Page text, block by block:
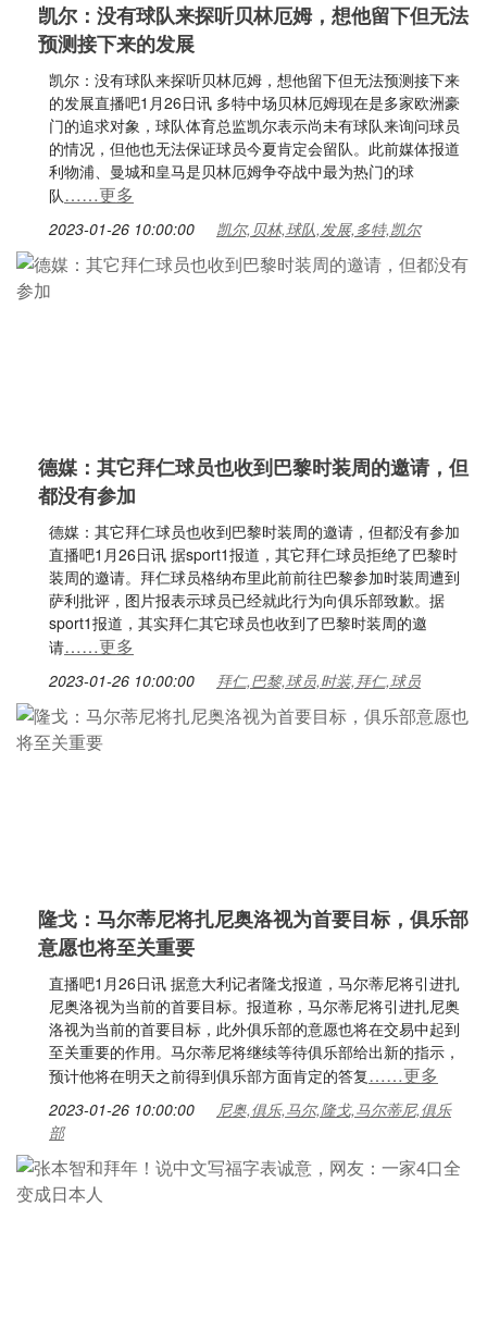
凯尔：没有球队来探听贝林厄姆，想他留下但无法
预测接下来的发展
凯尔：没有球队来探听贝林厄姆，想他留下但无法预测接下来
的发展直播吧1月26日讯 多特中场贝林厄姆现在是多家欧洲豪
门的追求对象，球队体育总监凯尔表示尚未有球队来询问球员
的情况，但他也无法保证球员今夏肯定会留队。此前媒体报道
利物浦、曼城和皇马是贝林厄姆争夺战中最为热门的球
队……更多
2023-01-26 10:00:00 凯尔,贝林,球队,发展,多特,凯尔
德媒：其它拜仁球员也收到巴黎时装周的邀请，但
都没有参加
德媒：其它拜仁球员也收到巴黎时装周的邀请，但都没有参加
直播吧1月26日讯 据sport1报道，其它拜仁球员拒绝了巴黎时
装周的邀请。拜仁球员格纳布里此前前往巴黎参加时装周遭到
萨利批评，图片报表示球员已经就此行为向俱乐部致歉。据
sport1报道，其实拜仁其它球员也收到了巴黎时装周的邀
请……更多
2023-01-26 10:00:00 拜仁,巴黎,球员,时装,拜仁,球员
隆戈：马尔蒂尼将扎尼奥洛视为首要目标，俱乐部
意愿也将至关重要
直播吧1月26日讯 据意大利记者隆戈报道，马尔蒂尼将引进扎
尼奥洛视为当前的首要目标。报道称，马尔蒂尼将引进扎尼奥
洛视为当前的首要目标，此外俱乐部的意愿也将在交易中起到
至关重要的作用。马尔蒂尼将继续等待俱乐部给出新的指示，
预计他将在明天之前得到俱乐部方面肯定的答复……更多
2023-01-26 10:00:00
尼奥,俱乐,马尔,隆戈,马尔蒂尼,俱乐
部